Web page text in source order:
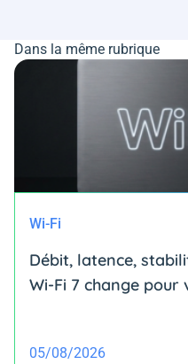
Dans la même rubrique
Wi-Fi
Débit, latence,
Wi-Fi 7 change
05/08/2026